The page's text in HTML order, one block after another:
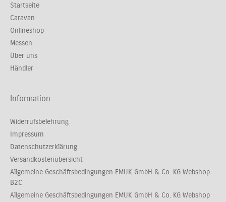
Startseite
Caravan
Onlineshop
Messen
Über uns
Händler
Information
Widerrufsbelehrung
Impressum
Datenschutzerklärung
Versandkostenübersicht
Allgemeine Geschäftsbedingungen EMUK GmbH & Co. KG Webshop
B2C
Allgemeine Geschäftsbedingungen EMUK GmbH & Co. KG Webshop